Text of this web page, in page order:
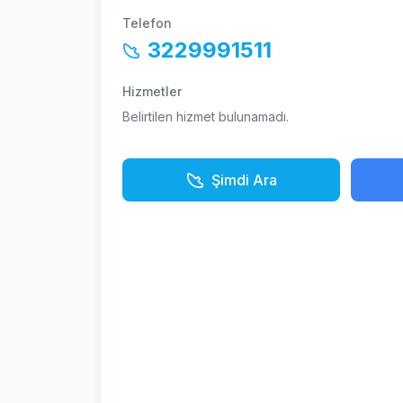
Telefon
3229991511
Hizmetler
Belirtilen hizmet bulunamadı.
Şimdi Ara